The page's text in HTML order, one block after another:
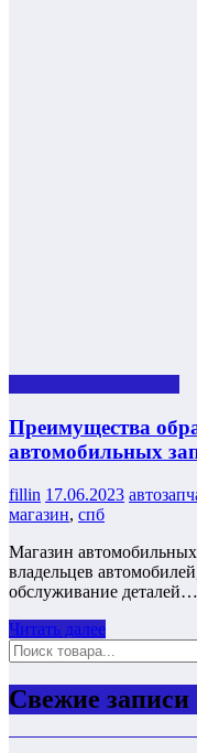
Преимущества
автомобильных
fillin 17.06.2023
магазин, спб
Магазин автомобильных
владельцев
обслуживание деталей…
Читать далее
Свежие записи